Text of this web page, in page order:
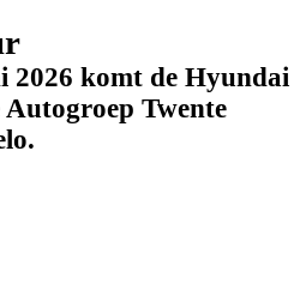
2026 komt de Hyundai
Twente